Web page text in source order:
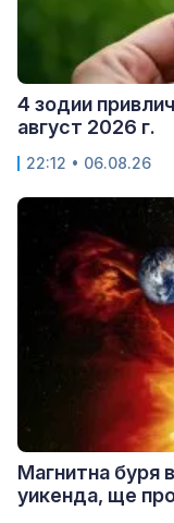
4 зодии
август 2026 г.
22:12 • 06.08.26
Магнитна буря
уикенда, ще